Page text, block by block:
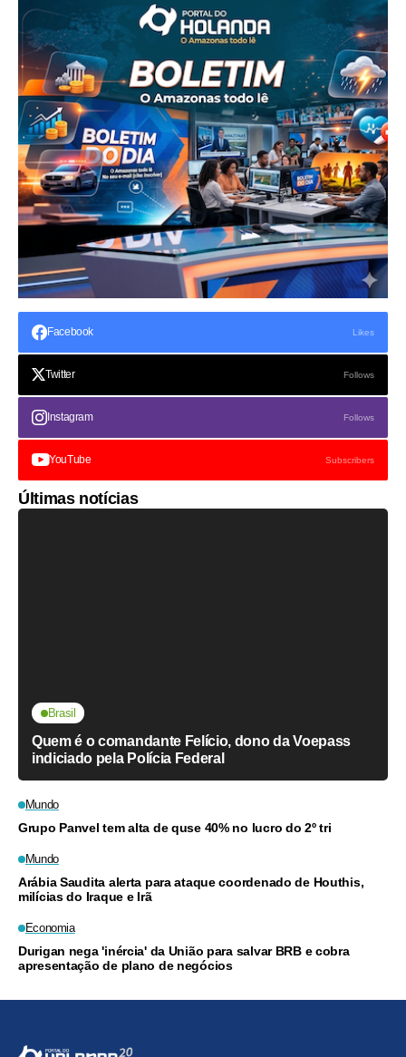
Facebook Likes
Twitter Follows
Instagram Follows
YouTube Subscribers
Últimas notícias
Brasil
Quem é o comandante Felício, dono da Voepass
indiciado pela Polícia Federal
Mundo
Grupo Panvel tem alta de quse 40% no lucro do 2º tri
Mundo
Arábia Saudita alerta para ataque coordenado de Houthis,
milícias do Iraque e Irã
Economia
Durigan nega 'inércia' da União para salvar BRB e cobra
apresentação de plano de negócios